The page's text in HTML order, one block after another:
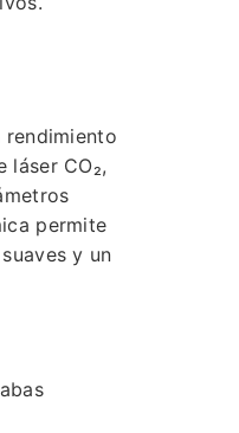
láser CO₂,
permite
y un